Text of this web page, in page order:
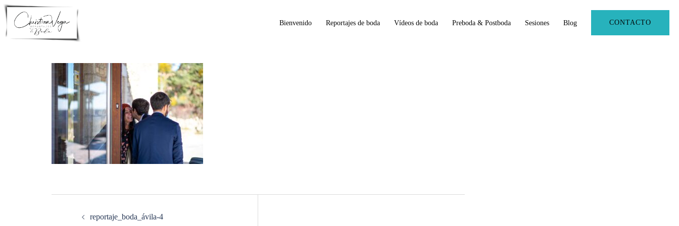
Saltar
al
contenido
Bienvenido Reportajes de boda Vídeos de boda Preboda & Postboda Sesiones Blog CONTACTO
reportaje_boda_ávila-4